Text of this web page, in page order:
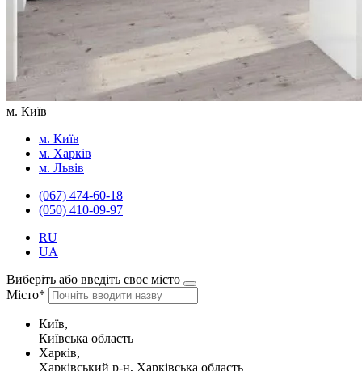
м. Київ
м. Київ
м. Харків
м. Львів
(067) 474-60-18
(050) 410-09-97
RU
UA
Виберіть або введіть своє місто
Місто*
Київ,
Київська область
Харків,
Харківський р-н, Харківська область